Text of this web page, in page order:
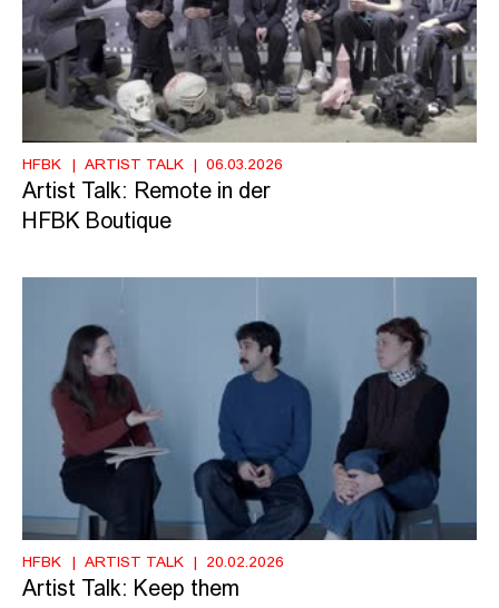
HFBK ARTIST TALK 06.03.2026
Artist Talk: Remote in der
HFBK Boutique
HFBK ARTIST TALK 20.02.2026
Artist Talk: Keep them